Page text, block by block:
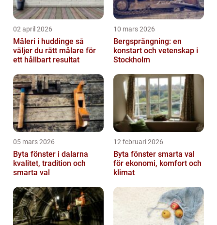
02 april 2026
Måleri i huddinge så
väljer du rätt målare för
ett hållbart resultat
10 mars 2026
Bergsprängning: en
konstart och vetenskap i
Stockholm
05 mars 2026
Byta fönster i dalarna
kvalitet, tradition och
smarta val
12 februari 2026
Byta fönster smarta val
för ekonomi, komfort och
klimat